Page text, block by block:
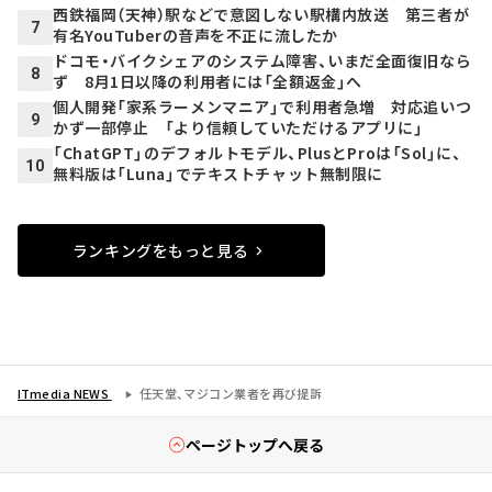
7
西鉄福岡（天神）駅などで意図しない駅構内放送 第三者が
有名YouTuberの音声を不正に流したか
8
ドコモ・バイクシェアのシステム障害、いまだ全面復旧なら
ず 8月1日以降の利用者には「全額返金」へ
9
個人開発「家系ラーメンマニア」で利用者急増 対応追いつ
かず一部停止 「より信頼していただけるアプリに」
10
「ChatGPT」のデフォルトモデル、PlusとProは「Sol」に、
無料版は「Luna」でテキストチャット無制限に
ランキングをもっと見る
ITmedia NEWS 任天堂、マジコン業者を再び提訴
ページトップへ戻る